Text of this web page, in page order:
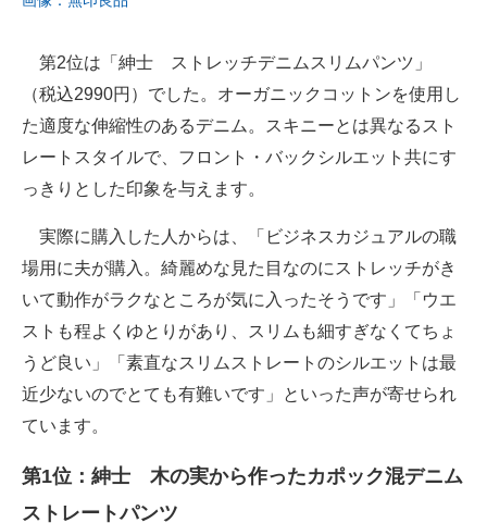
第2位は「紳士 ストレッチデニムスリムパンツ」
（税込2990円）でした。オーガニックコットンを使用し
た適度な伸縮性のあるデニム。スキニーとは異なるスト
レートスタイルで、フロント・バックシルエット共にす
っきりとした印象を与えます。
実際に購入した人からは、「ビジネスカジュアルの職
場用に夫が購入。綺麗めな見た目なのにストレッチがき
いて動作がラクなところが気に入ったそうです」「ウエ
ストも程よくゆとりがあり、スリムも細すぎなくてちょ
うど良い」「素直なスリムストレートのシルエットは最
近少ないのでとても有難いです」といった声が寄せられ
ています。
第1位：紳士 木の実から作ったカポック混デニム
ストレートパンツ